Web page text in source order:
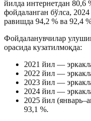
йилда интернетдан 80,6
фойдаланган бўлса,
равишда 94,2 % ва 92,4
Фойдаланувчилар
орасида кузатилмоқда:
2021 йил —
2022 йил —
2023 йил —
2024 йил —
2025 йил
93,1 %.